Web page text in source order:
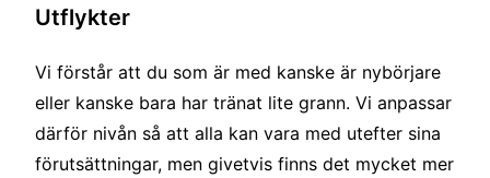
Utflykter
Vi förstår att du som är med kanske är nybörjare
eller kanske bara har tränat lite grann. Vi anpassar
därför nivån så att alla kan vara med utefter sina
förutsättningar, men givetvis finns det mycket mer